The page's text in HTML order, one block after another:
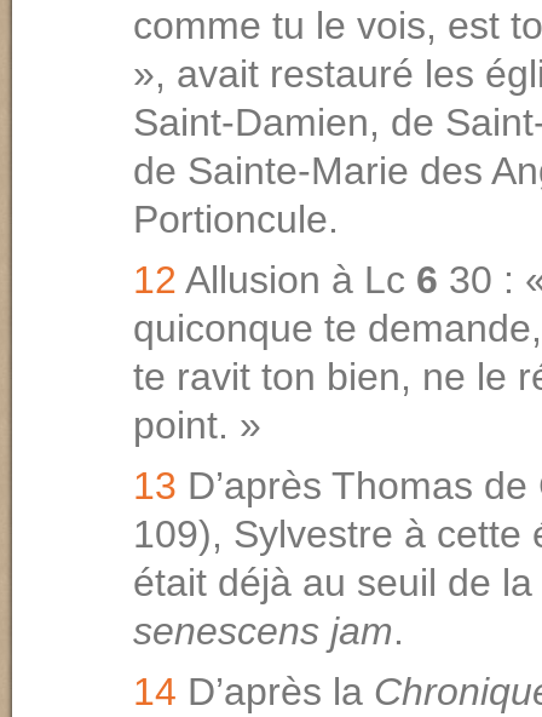
comme tu le vois, est
», avait restauré les
Saint-Damien, de
de Sainte-Marie des
Portioncule.
12 Allusion à Lc 6 30 :
quiconque te
te ravit ton bien, ne le
point. »
13 D’après Thomas
109), Sylvestre à cette
était déjà au seuil de
senescens jam.
14 D’après la